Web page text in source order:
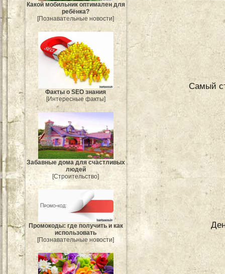
Какой мобильник оптимален для
ребёнка?
[Познавательные новости]
Факты о SEO знания
[Интересные факты]
Забавные дома для счастливых
людей
[Строительство]
Промокоды: где получить и как
использовать
[Познавательные новости]
Самый